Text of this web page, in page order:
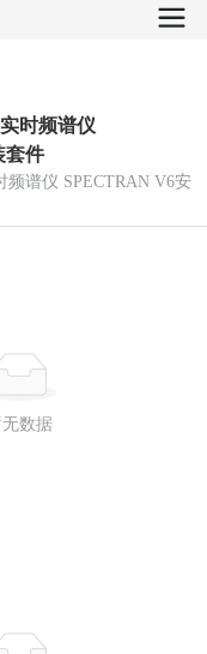
时频谱仪
套件
频谱仪 SPECTRAN V6安
数据